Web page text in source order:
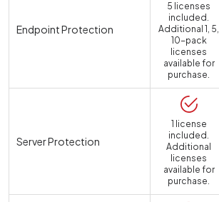
Endpoint Protection
5 licenses
included.
Additional 1, 5,
10-pack
licenses
available for
purchase.
Server Protection
1 license
included.
Additional
licenses
available for
purchase.